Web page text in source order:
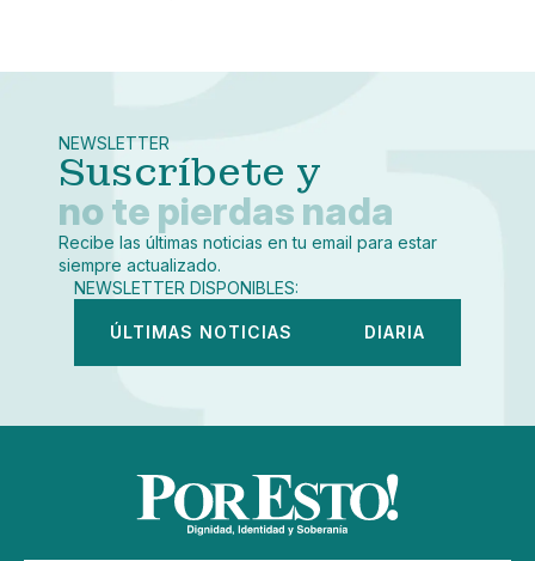
Copiar enlace
NEWSLETTER
Suscríbete y
no te pierdas nada
Recibe las últimas noticias en tu email para estar
siempre actualizado.
NEWSLETTER DISPONIBLES:
ÚLTIMAS NOTICIAS DIARIA